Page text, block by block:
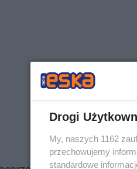
Drogi
My, naszych 1162
przechowujemy
standardowe